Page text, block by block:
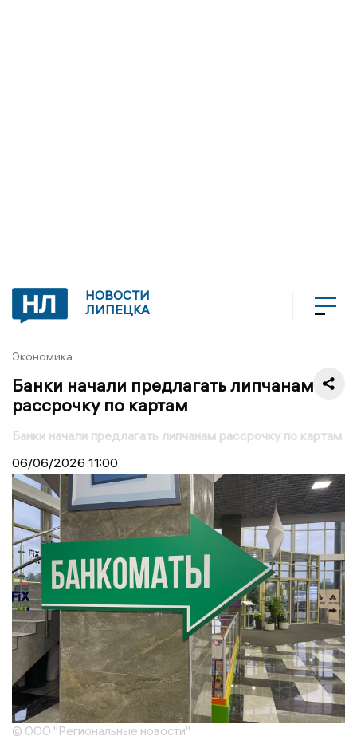
НОВОСТИ
ЛИПЕЦКА
Экономика
Банки начали предлагать липчанам
рассрочку по картам
Банки начали предлагать липчанам рассрочку по картам
06/06/2026 11:00
© ООО "Региональные новости"